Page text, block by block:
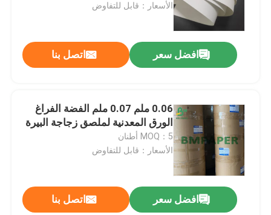
حول بنا
جولة في المعمل
اتصل بنا
أخبار
جميع القضايا
الأسعار：قابل للتفاوض
افضل سعر اتصل بنا
0.06 ملم 0.07 ملم الفضة الفراغ
الورق المعدنية لملصق زجاجة البيرة
MOQ：5 أطنان
الأسعار：قابل للتفاوض
افضل سعر اتصل بنا